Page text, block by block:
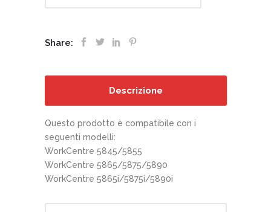
Share:
Descrizione
Questo prodotto è compatibile con i
seguenti modelli:
WorkCentre 5845/5855
WorkCentre 5865/5875/5890
WorkCentre 5865i/5875i/5890i